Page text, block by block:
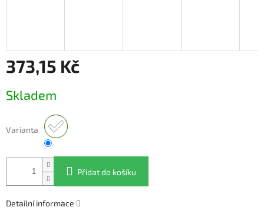
373,15 Kč
cena:
Skladem
Varianta
Přidat do košíku
Detailní informace